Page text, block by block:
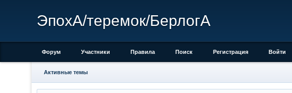
ЭпохА/теремок/БерлогА
Форум Участники Правила Поиск Регистрация Войти
Активные темы